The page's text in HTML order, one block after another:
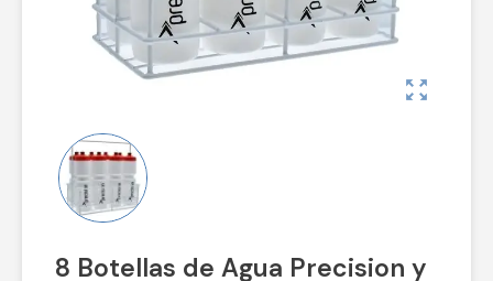
zoom_out_map
8 Botellas de Agua Precision y